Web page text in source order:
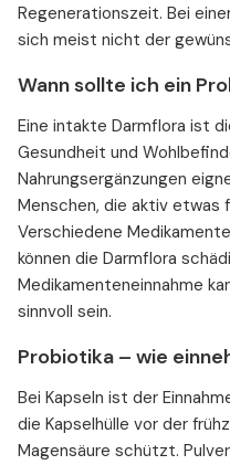
Regenerationszeit. Bei
sich meist nicht der
Wann sollte ich ein
Eine intakte Darmflora ist
Gesundheit und
Nahrungsergänzungen
Menschen, die aktiv etwas
Verschiedene
können die Darmflora
Medikamenteneinnahme
sinnvoll sein.
Probiotika – wie
Bei Kapseln ist der
die Kapselhülle vor der
Magensäure schützt.